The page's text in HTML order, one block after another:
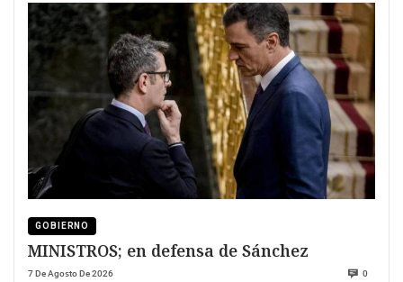
GOBIERNO
MINISTROS; en defensa de Sánchez
7 De Agosto De 2026 0